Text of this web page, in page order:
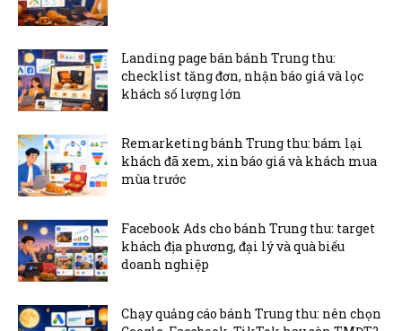
Landing page bán bánh Trung thu:
checklist tăng đơn, nhận báo giá và lọc
khách số lượng lớn
Remarketing bánh Trung thu: bám lại
khách đã xem, xin báo giá và khách mua
mùa trước
Facebook Ads cho bánh Trung thu: target
khách địa phương, đại lý và quà biếu
doanh nghiệp
Chạy quảng cáo bánh Trung thu: nên chọn